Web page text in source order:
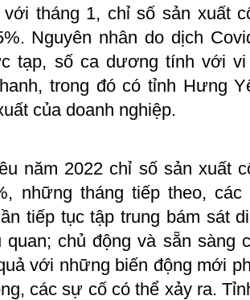
tháng 1, chỉ số sản xuất
Nguyên nhân do dịch
tạp, số ca dương tính với
trong đó có tỉnh Hưng
của doanh nghiệp.
năm 2022 chỉ số sản xuất
những tháng tiếp theo, các
tiếp tục tập trung bám sát
quan; chủ động và sẵn sàng
với những biến động mới
các sự cố có thể xảy ra.